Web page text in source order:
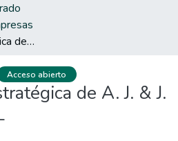
Planificación estratégica de A. J. & J. A. Redolfi S.R.L
Acceso abierto
de A. J. & J.